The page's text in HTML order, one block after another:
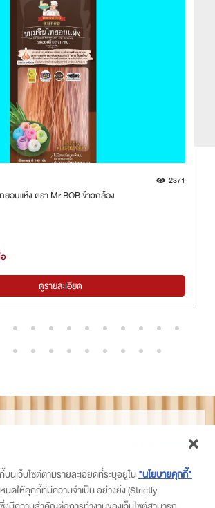
2371
อบแห้ง ตรา Mr.BOB ข้าวกล้อง
ดูรายละเอียด
นเว็บไซต์ตามรายละเอียดที่ระบุอยู่ใน"นโยบายคุกกี้"
นดให้คุกกี้ที่มีความจำเป็น อย่างยิ่ง (Strictly